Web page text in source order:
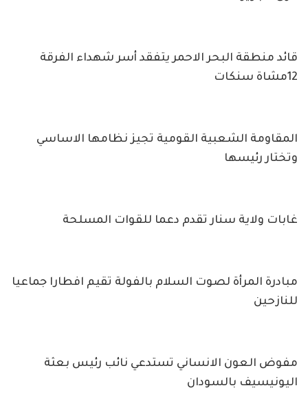
قائد منطقة البحر الاحمر يتفقد أسر شهداء الفرقة
12مشاة سنكات
المقاومة الشعبية القومية تجيز نظامها الاساسي
وتختار رئيسها
غابات ولاية سنار تقدم دعما للقوات المسلحة
مبادرة المرأة لصوت السلام بالفولة تقيم افطارا جماعيا
للنازحين
مفوض العون الانساني تستدعي نائب رئيس بعثة
اليونيسيف بالسودان